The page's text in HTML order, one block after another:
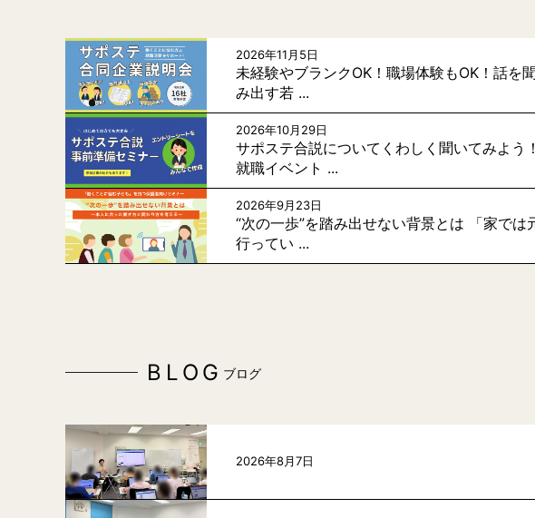
2026年11月5日
未経験やブランクOK！職場体験もOK！話を
み出す若 ...
2026年10月29日
サポステ合説についてくわしく聞いてみよう
就職イベント ...
2026年9月23日
“次の一歩”を踏み出せない背景とは 「家で
行ってい ...
BLOG ブログ
2026年8月7日